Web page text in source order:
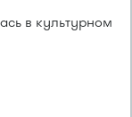
в культурном